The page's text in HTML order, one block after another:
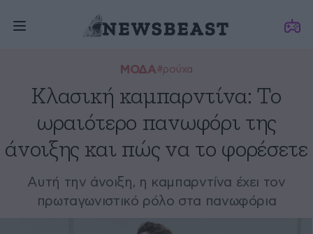
ΜΟΔΑ#ρούχα
Κλασική καμπαρντίνα: Το
ωραιότερο πανωφόρι της
άνοιξης και πώς να το φορέσετε
Αυτή την άνοιξη, η καμπαρντίνα έχει τον
πρωταγωνιστικό ρόλο στα πανωφόρια